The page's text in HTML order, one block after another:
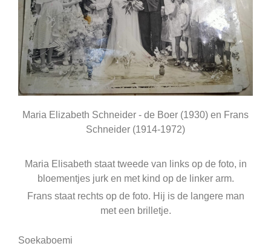
Maria Elizabeth Schneider - de Boer (1930) en Frans
Schneider (1914-1972)
Maria Elisabeth staat tweede van links op de foto, in
bloementjes jurk en met kind op de linker arm.
Frans staat rechts op de foto. Hij is de langere man
met een brilletje.
Soekaboemi